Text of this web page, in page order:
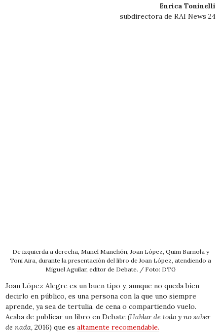
Enrica Toninelli
subdirectora de RAI News 24
De izquierda a derecha, Manel Manchón, Joan López, Quim Barnola y
Toni Aira, durante la presentación del libro de Joan López, atendiendo a
Miguel Aguilar, editor de Debate. / Foto: DTG
Joan López Alegre es un buen tipo y, aunque no queda bien
decirlo en público, es una persona con la que uno siempre
aprende, ya sea de tertulia, de cena o compartiendo vuelo.
Acaba de publicar un libro en Debate(Hablar de todo y no saber
de nada, 2016) que esaltamente recomendable.